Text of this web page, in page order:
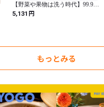
【野菜や果物は洗う時代】99.9野
菜果物洗い 350ml×3本組 サラダ
や果物好きには必需品 健康意識
5,131 円
もっとみる